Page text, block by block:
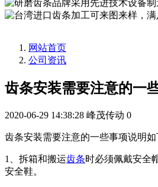
网站首页
公司资讯
齿条安装需要注意的一
2020-06-29 14:38:28 峰茂传动 0
齿条安装需要注意的一些事项说明如
1、拆箱和搬运齿条时必须佩戴安全
安全鞋。